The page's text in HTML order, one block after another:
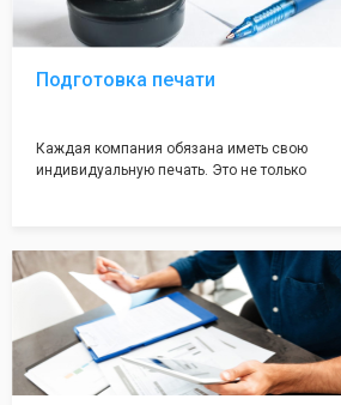
Подготовка печати
Каждая компания обязана иметь свою
индивидуальную печать. Это не только
вам поможем с помощью изготовления
печати по индивидуальному эскизу, который
Вы выберете сами из нашего каталога.